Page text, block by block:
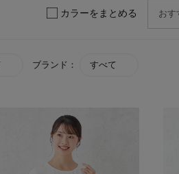
カラーをまとめる
ブランド： すべて